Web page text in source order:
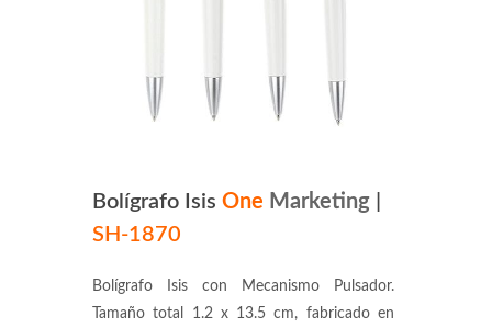
Bolígrafo Isis One Marketing
SH-1870
Bolígrafo Isis con Mecanismo Pulsador.
Tamaño total 1.2 x 13.5 cm, fabricado en